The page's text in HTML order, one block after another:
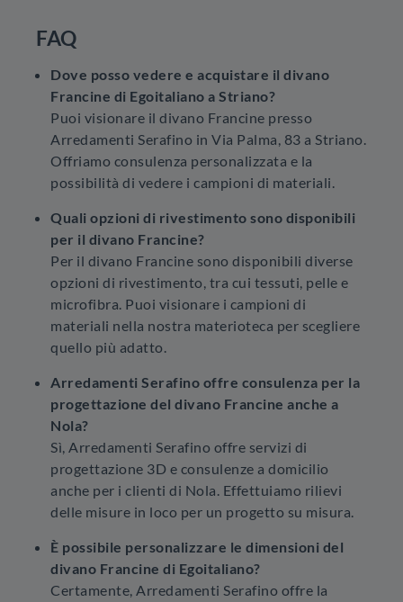
FAQ
Dove posso vedere e acquistare il divano
Francine di Egoitaliano a Striano?
Puoi visionare il divano Francine presso
Arredamenti Serafino in Via Palma, 83 a Striano.
Offriamo consulenza personalizzata e la
possibilità di vedere i campioni di materiali.
Quali opzioni di rivestimento sono disponibili
per il divano Francine?
Per il divano Francine sono disponibili diverse
opzioni di rivestimento, tra cui tessuti, pelle e
microfibra. Puoi visionare i campioni di
materiali nella nostra materioteca per scegliere
quello più adatto.
Arredamenti Serafino offre consulenza per la
progettazione del divano Francine anche a
Nola?
Sì, Arredamenti Serafino offre servizi di
progettazione 3D e consulenze a domicilio
anche per i clienti di Nola. Effettuiamo rilievi
delle misure in loco per un progetto su misura.
È possibile personalizzare le dimensioni del
divano Francine di Egoitaliano?
Certamente, Arredamenti Serafino offre la